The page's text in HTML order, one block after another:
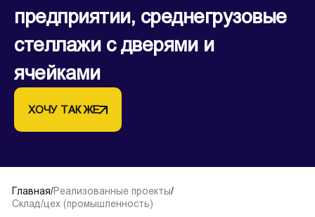
предприятии, среднегрузовые
стеллажи с дверями и
ячейками
ХОЧУ ТАК ЖЕ
Главная/Реализованные проекты/
Склад/цех (промышленность)